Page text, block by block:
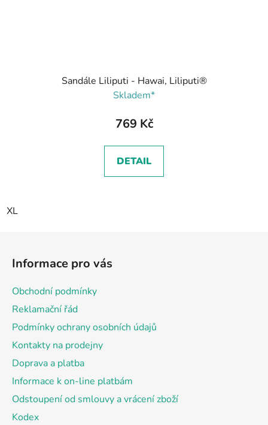
Sandále Liliputi - Hawai, Liliputi®
Skladem*
769 Kč
DETAIL
XL
Informace pro vás
Obchodní podmínky
Reklamační řád
Podmínky ochrany osobních údajů
Kontakty na prodejny
Doprava a platba
Informace k on-line platbám
Odstoupení od smlouvy a vrácení zboží
Kodex